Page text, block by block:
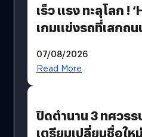
เร็ว แรง ทะลุโลก !
เกมแข่งรถที่เสกถน
07/08/2026
Read More
ปิดตำนาน 3 ทศวรร
เตรียมเปลี่ยนชื่อให